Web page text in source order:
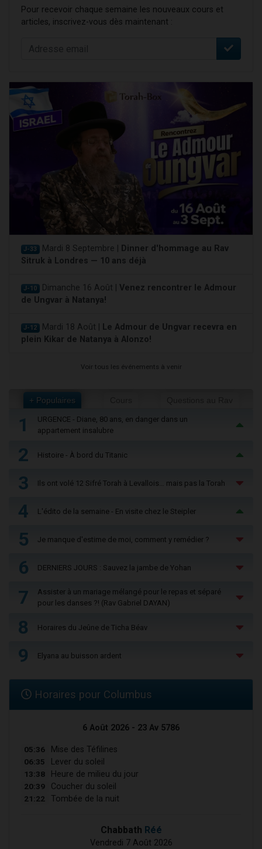
Pour recevoir chaque semaine les nouveaux cours et
articles, inscrivez-vous dès maintenant :
J-33 Mardi 8 Septembre |
Dinner d'hommage au Rav
Sitruk à Londres — 10 ans déjà
J-10 Dimanche 16 Août | Venez rencontrer le Admour
de Ungvar à Natanya!
J-12 Mardi 18 Août |
Le Admour de Ungvar recevra en
plein Kikar de Natanya à Alonzo!
Voir tous les événements à venir
+ Populaires
1
URGENCE - Diane, 80 ans, en danger dans un
appartement insalubre
2 Histoire - À bord du Titanic
3 Ils ont volé 12 Sifré Torah à Levallois… mais pas la Torah
4 L'édito de la semaine - En visite chez le Steipler
5 Je manque d'estime de moi, comment y remédier ?
6 DERNIERS JOURS : Sauvez la jambe de Yohan
7
Assister à un mariage mélangé pour le repas et séparé
pour les danses ?! (Rav Gabriel DAYAN)
8 Horaires du Jeûne de Ticha Béav
9 Elyana au buisson ardent
Horaires pour Columbus
6 Août 2026 - 23 Av 5786
05:36 Mise des Téfilines
06:35 Lever du soleil
13:38 Heure de milieu du jour
20:39 Coucher du soleil
21:22 Tombée de la nuit
Chabbath Réé
Vendredi 7 Août 2026